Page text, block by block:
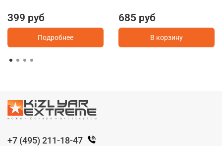
399 руб
Подробнее
685 руб
В корзину
+7 (495) 211-18-47